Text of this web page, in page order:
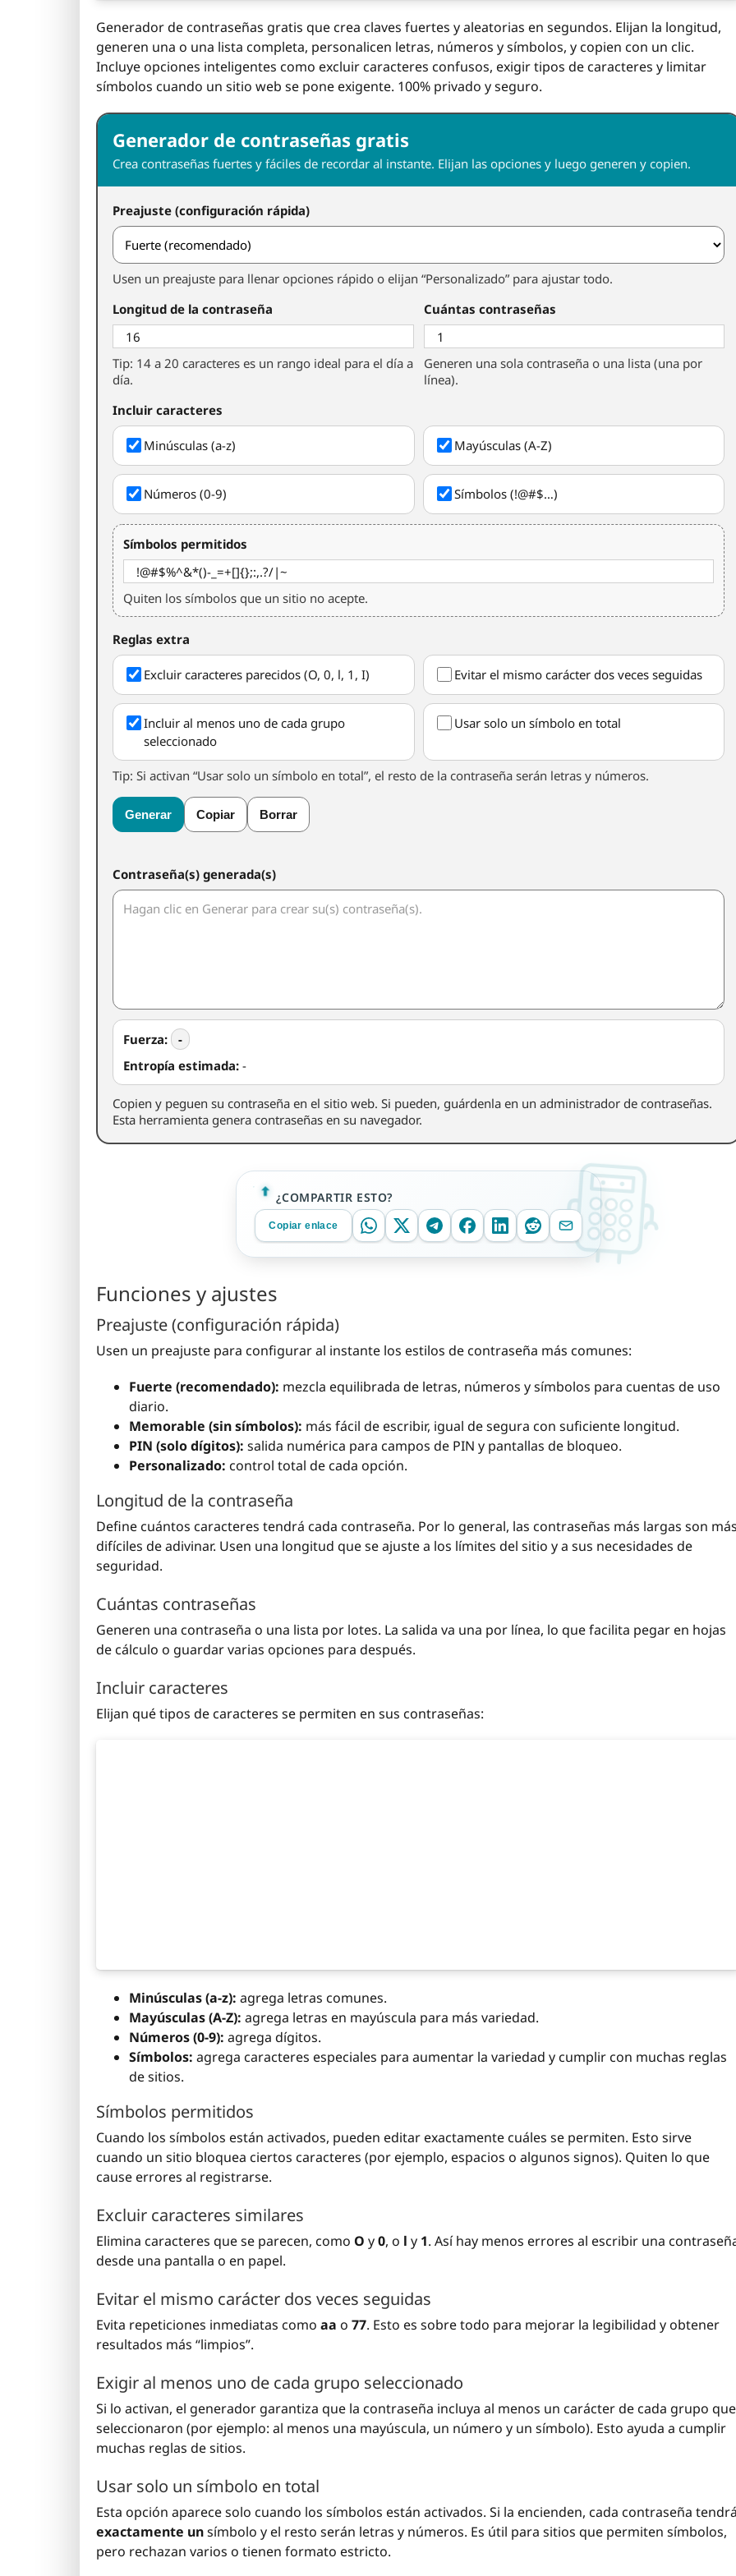
Generador de contraseñas gratis que crea claves fuertes y aleatorias en segundos. Elijan la longitud,
generen una o una lista completa, personalicen letras, números y símbolos, y copien con un clic.
Incluye opciones inteligentes como excluir caracteres confusos, exigir tipos de caracteres y limitar
símbolos cuando un sitio web se pone exigente. 100% privado y seguro.
Generador de contraseñas gratis
Crea contraseñas fuertes y fáciles de recordar al instante. Elijan las opciones y luego generen y copien.
Preajuste (configuración rápida)
Usen un preajuste para llenar opciones rápido o elijan “Personalizado” para ajustar todo.
Longitud de la contraseña
Tip: 14 a 20 caracteres es un rango ideal para el día a
día.
Cuántas contraseñas
Generen una sola contraseña o una lista (una por
línea).
Incluir caracteres
Minúsculas (a-z) Mayúsculas (A-Z)
Números (0-9) Símbolos (!@#$…)
Símbolos permitidos
Quiten los símbolos que un sitio no acepte.
Reglas extra
Excluir caracteres parecidos (O, 0, l, 1, I) Evitar el mismo carácter dos veces seguidas
Incluir al menos uno de cada grupo
seleccionado
Usar solo un símbolo en total
Tip: Si activan “Usar solo un símbolo en total”, el resto de la contraseña serán letras y números.
Generar Copiar Borrar
Contraseña(s) generada(s)
Fuerza:
-
Entropía estimada: -
Copien y peguen su contraseña en el sitio web. Si pueden, guárdenla en un administrador de contraseñas.
Esta herramienta genera contraseñas en su navegador.
¿COMPARTIR ESTO?
Copiar enlace
Funciones y ajustes
Preajuste (configuración rápida)
Usen un preajuste para configurar al instante los estilos de contraseña más comunes:
Fuerte (recomendado): mezcla equilibrada de letras, números y símbolos para cuentas de uso
diario.
Memorable (sin símbolos): más fácil de escribir, igual de segura con suficiente longitud.
PIN (solo dígitos): salida numérica para campos de PIN y pantallas de bloqueo.
Personalizado: control total de cada opción.
Longitud de la contraseña
Define cuántos caracteres tendrá cada contraseña. Por lo general, las contraseñas más largas son
difíciles de adivinar. Usen una longitud que se ajuste a los límites del sitio y a sus necesidades de
seguridad.
Cuántas contraseñas
Generen una contraseña o una lista por lotes. La salida va una por línea, lo que facilita pegar en hojas
de cálculo o guardar varias opciones para después.
Incluir caracteres
Elijan qué tipos de caracteres se permiten en sus contraseñas:
Minúsculas (a-z): agrega letras comunes.
Mayúsculas (A-Z): agrega letras en mayúscula para más variedad.
Números (0-9): agrega dígitos.
Símbolos: agrega caracteres especiales para aumentar la variedad y cumplir con muchas reglas
de sitios.
Símbolos permitidos
Cuando los símbolos están activados, pueden editar exactamente cuáles se permiten. Esto sirve
cuando un sitio bloquea ciertos caracteres (por ejemplo, espacios o algunos signos). Quiten lo que
cause errores al registrarse.
Excluir caracteres similares
Elimina caracteres que se parecen, como O y0, o l y 1. Así hay menos errores al escribir una
desde una pantalla o en papel.
Evitar el mismo carácter dos veces seguidas
Evita repeticiones inmediatas como aa o 77. Esto es sobre todo para mejorar la legibilidad y obtener
resultados más “limpios”.
Exigir al menos uno de cada grupo seleccionado
Si lo activan, el generador garantiza que la contraseña incluya al menos un carácter de cada grupo que
seleccionaron (por ejemplo: al menos una mayúscula, un número y un símbolo). Esto ayuda a cumplir
muchas reglas de sitios.
Usar solo un símbolo en total
Esta opción aparece solo cuando los símbolos están activados. Si la encienden, cada contraseña
exactamente unsímbolo y el resto serán letras y números. Es útil para sitios que permiten símbolos,
pero rechazan varios o tienen formato estricto.